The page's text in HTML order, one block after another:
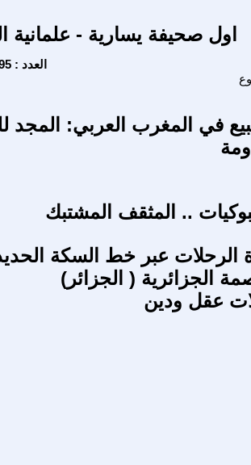
اول صحيفة يسارية - علمانية
Friday - 3/28/2025 - العدد : 8295
في المغرب العربي: المجد
.. المثقف المشتبك
الرحلات عبر خط السكة
الجزائرية ( الجزائر)
عقل ودين